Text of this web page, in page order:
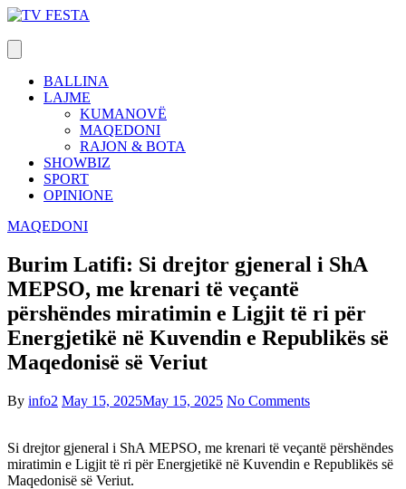
Skip
content
BALLINA
LAJME
KUMANOVË
MAQEDONI
RAJON & BOTA
SHOWBIZ
SPORT
OPINIONE
MAQEDONI
Burim Latifi: Si drejtor gjeneral i ShA
MEPSO, me krenari të veçantë
përshëndes miratimin e Ligjit të ri për
Energjetikë në Kuvendin e Republikës së
Maqedonisë së Veriut
By info2 May 15, 2025May 15, 2025 No Comments
Si drejtor gjeneral i ShA MEPSO, me krenari të veçantë përshëndes
miratimin e Ligjit të ri për Energjetikë në Kuvendin e Republikës së
Maqedonisë së Veriut.